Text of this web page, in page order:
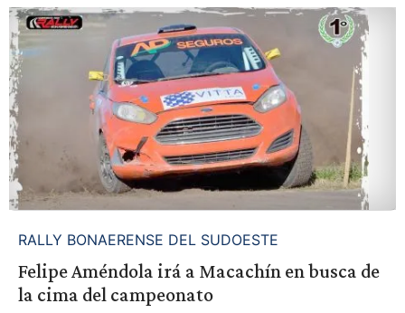
RALLY BONAERENSE DEL SUDOESTE
Felipe Améndola irá a Macachín en busca de
la cima del campeonato